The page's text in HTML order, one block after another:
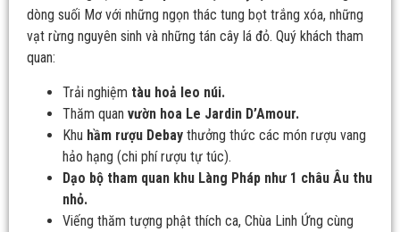
dòng suối Mơ với những ngọn thác tung bọt trắng xóa, những
vạt rừng nguyên sinh và những tán cây lá đỏ. Quý khách tham
quan:
Trải nghiệm tàu hoả leo núi.
Thăm quan vườn hoa Le Jardin D’Amour.
Khu hầm rượu Debay thưởng thức các món rượu vang
hảo hạng (chi phí rượu tự túc).
Dạo bộ tham quan khu Làng Pháp như 1 châu Âu thu
nhỏ.
Viếng thăm tượng phật thích ca, Chùa Linh Ứng cùng